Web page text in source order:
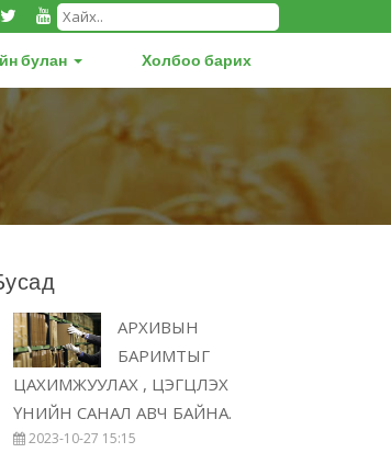
булан Холбоо барих
АРХИВЫН
БАРИМТЫГ
ЦАХИМЖУУЛАХ , ЦЭГЦЛЭХ
ҮНИЙН САНАЛ АВЧ БАЙНА.
2023-10-27 15:15